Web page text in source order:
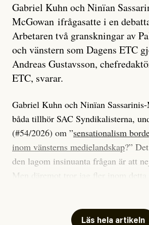
Gabriel Kuhn och Ninïan
McGowan ifrågasatte i en
Arbetaren två granskningar av
och vänstern som Dagens ETC
Andreas Gustavsson,
ETC, svarar.
Gabriel Kuhn och Ninïan
båda tillhör SAC Syndikalisterna,
(#54/2026) om ”sensationalism
inom vänsterns medielandskap?”
den lagom insinuanta frågan är att
Men däremot tror jag fler inom detta
journalistik som vänder sig till
Läs hela artikeln